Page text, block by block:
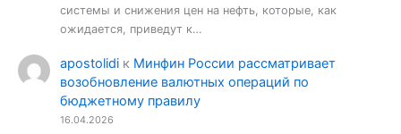
системы и снижения цен на нефть, которые, как
ожидается, приведут к…
apostolidi к Минфин России рассматривает
возобновление валютных операций по
бюджетному правилу
16.04.2026